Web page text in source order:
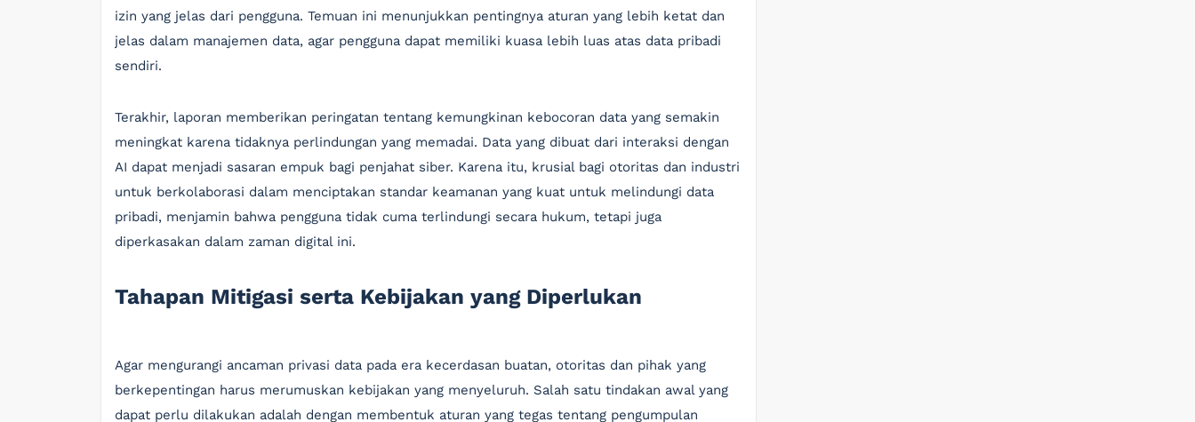
izin yang jelas dari pengguna. Temuan ini menunjukkan pentingnya aturan yang lebih ketat dan
jelas dalam manajemen data, agar pengguna dapat memiliki kuasa lebih luas atas data pribadi
sendiri.
Terakhir, laporan memberikan peringatan tentang kemungkinan kebocoran data yang semakin
meningkat karena tidaknya perlindungan yang memadai. Data yang dibuat dari interaksi dengan
AI dapat menjadi sasaran empuk bagi penjahat siber. Karena itu, krusial bagi otoritas dan industri
untuk berkolaborasi dalam menciptakan standar keamanan yang kuat untuk melindungi data
pribadi, menjamin bahwa pengguna tidak cuma terlindungi secara hukum, tetapi juga
diperkasakan dalam zaman digital ini.
Tahapan Mitigasi serta Kebijakan yang Diperlukan
Agar mengurangi ancaman privasi data pada era kecerdasan buatan, otoritas dan pihak yang
berkepentingan harus merumuskan kebijakan yang menyeluruh. Salah satu tindakan awal yang
dapat perlu dilakukan adalah dengan membentuk aturan yang tegas tentang pengumpulan